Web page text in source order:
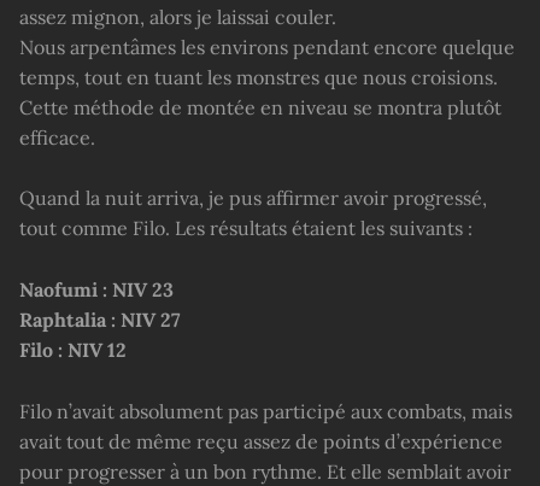
assez mignon, alors je laissai couler.
Nous arpentâmes les environs pendant encore quelque
temps, tout en tuant les monstres que nous croisions.
Cette méthode de montée en niveau se montra plutôt
efficace.
Quand la nuit arriva, je pus affirmer avoir progressé,
tout comme Filo. Les résultats étaient les suivants :
Naofumi : NIV 23
Raphtalia : NIV 27
Filo : NIV 12
Filo n’avait absolument pas participé aux combats, mais
avait tout de même reçu assez de points d’expérience
pour progresser à un bon rythme. Et elle semblait avoir